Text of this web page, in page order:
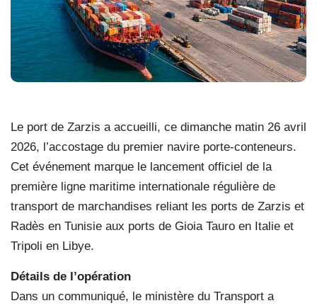
Le port de Zarzis a accueilli, ce dimanche matin 26 avril
2026, l’accostage du premier navire porte-conteneurs.
Cet événement marque le lancement officiel de la
première ligne maritime internationale régulière de
transport de marchandises reliant les ports de Zarzis et
Radès en Tunisie aux ports de Gioia Tauro en Italie et
Tripoli en Libye.
Détails de l’opération
Dans un communiqué, le ministère du Transport a